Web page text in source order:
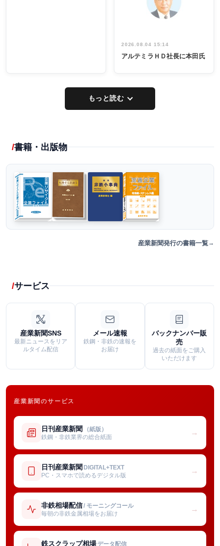
2026.08.04 15:14
アルテミラＨＤ社長に本田氏
もっと読む
書籍・出版物
産業新聞発行の書籍一覧
サービス
産業新聞SNS
最新ニュースをリア
ルタイム配信
メール速報
鉄鋼・非鉄の速報を
お届け
バックナンバー販
売
過去の紙面をご購入
いただけます
産業新聞のサービス
日刊産業新聞 （紙版）
鉄鋼・非鉄業界の総合紙面
→
日刊産業新聞 DIGITAL+TEXT
PC・スマホで読めるデジタル版
→
非鉄相場配信/ モーニングコール
毎朝の非鉄金属相場をお届け
→
鉄スクラップ相場 データ配信